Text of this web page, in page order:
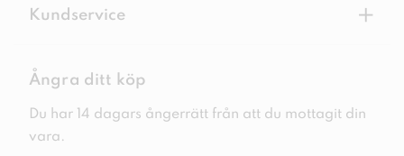
Kundservice +
Ångra ditt köp
Du har 14 dagars ångerrätt från att du mottagit din
vara.